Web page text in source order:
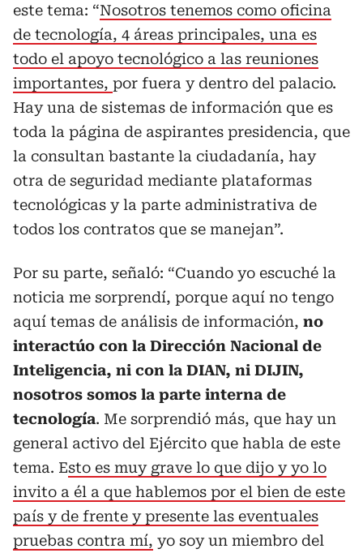
este tema: “Nosotros tenemos como oficina
de tecnología, 4 áreas principales, una es
todo el apoyo tecnológico a las reuniones
importantes, por fuera y dentro del palacio.
Hay una de sistemas de información que es
toda la página de aspirantes presidencia, que
la consultan bastante la ciudadanía, hay
otra de seguridad mediante plataformas
tecnológicas y la parte administrativa de
todos los contratos que se manejan”.
Por su parte, señaló: “Cuando yo escuché la
noticia me sorprendí, porque aquí no tengo
aquí temas de análisis de información, no
interactúo con la Dirección Nacional de
Inteligencia, ni con la DIAN, ni DIJIN,
nosotros somos la parte interna de
tecnología. Me sorprendió más, que hay un
general activo del Ejército que habla de este
tema. Esto es muy grave lo que dijo y yo lo
invito a él a que hablemos por el bien de este
país y de frente y presente las eventuales
pruebas contra mí, yo soy un miembro del